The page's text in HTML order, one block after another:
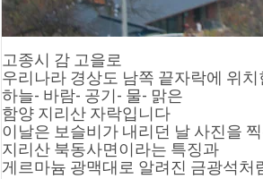
고종시 감 고을로
우리나라 경상도 남쪽 끝자락에 위치
하늘- 바람- 공기- 물- 맑은
함양 지리산 자락입니다
이날은 보슬비가 내리던 날 사진을
지리산 북동사면이라는 특징과
게르마늄 광맥대로 알려진 금광석처